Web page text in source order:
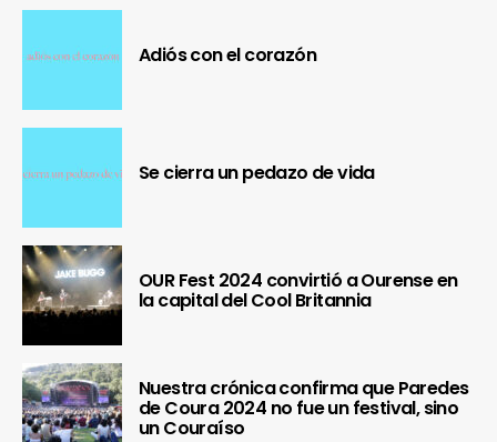
Adiós con el corazón
Se cierra un pedazo de vida
OUR Fest 2024 convirtió a Ourense en
la capital del Cool Britannia
Nuestra crónica confirma que Paredes
de Coura 2024 no fue un festival, sino
un Couraíso